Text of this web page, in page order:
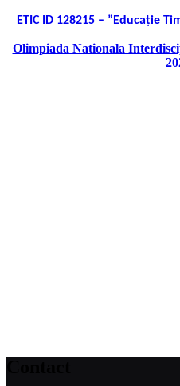
ETIC ID 128215 – ”Educație
Olimpiada Nationala